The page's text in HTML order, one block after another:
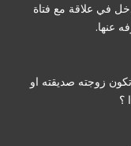
في علاقة مع فتاة
عنها.
زوجته صديقته او
؟